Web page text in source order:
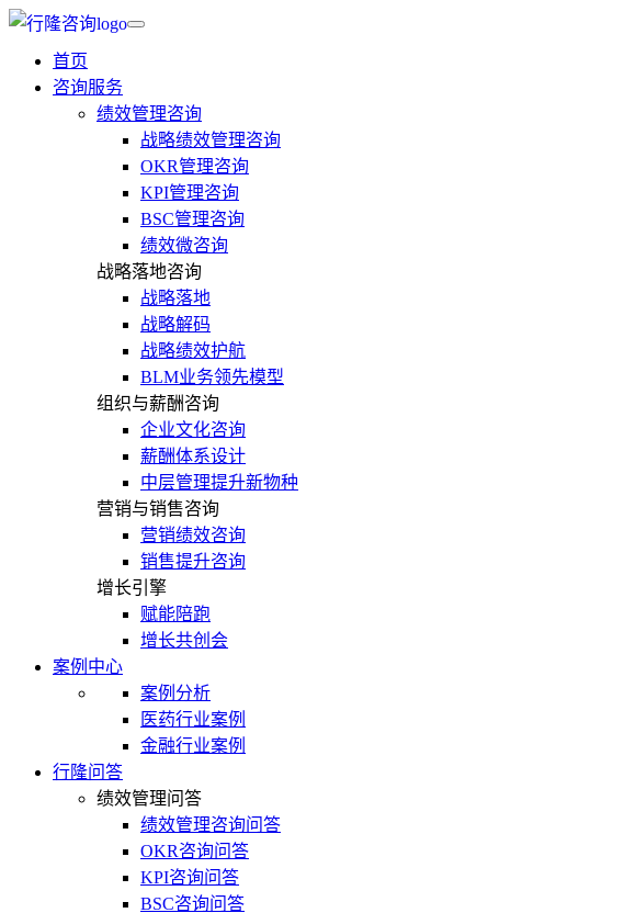
首页
咨询服务
绩效管理咨询
战略绩效管理咨询
OKR管理咨询
KPI管理咨询
BSC管理咨询
绩效微咨询
战略落地咨询
战略落地
战略解码
战略绩效护航
BLM业务领先模型
组织与薪酬咨询
企业文化咨询
薪酬体系设计
中层管理提升新物种
营销与销售咨询
营销绩效咨询
销售提升咨询
增长引擎
赋能陪跑
增长共创会
案例中心
案例分析
医药行业案例
金融行业案例
行隆问答
绩效管理问答
绩效管理咨询问答
OKR咨询问答
KPI咨询问答
BSC咨询问答